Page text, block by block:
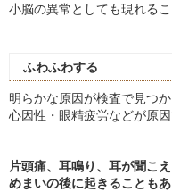
小脳の異常としても現れる
ふわふわする
明らかな原因が検査で見つか
心因性・眼精疲労などが原
片頭痛、耳鳴り、耳が聞こ
めまいの後に起きることもあ